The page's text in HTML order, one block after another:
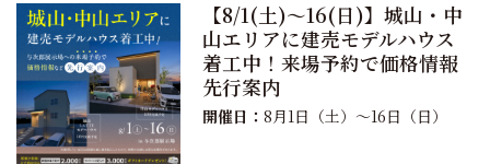
【8/1(土)〜16(日)】城山・中
山エリアに建売モデルハウス
着工中！来場予約で価格情報
先行案内
開催日： 8月1日（土）〜16日（日）